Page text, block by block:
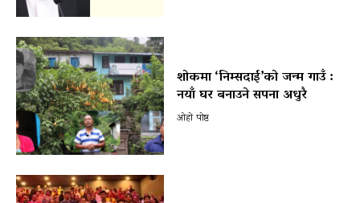
शोकमा ‘निम्सदाई’को जन्म गाउँ :
नयाँ घर बनाउने सपना अधुरै
ओहो पोष्ट